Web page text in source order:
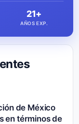
de México
en términos de
21+
AÑOS EXP.